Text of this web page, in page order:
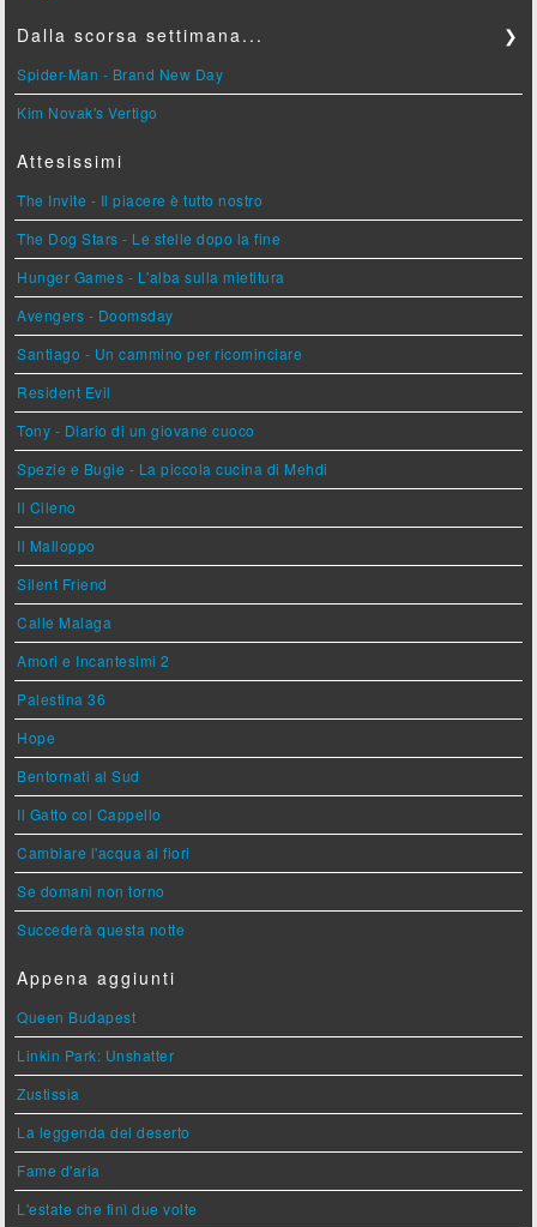
Dalla scorsa settimana... ❯
Spider-Man - Brand New Day
Kim Novak's Vertigo
Attesissimi
The Invite - Il piacere è tutto nostro
The Dog Stars - Le stelle dopo la fine
Hunger Games - L'alba sulla mietitura
Avengers - Doomsday
Santiago - Un cammino per ricominciare
Resident Evil
Tony - Diario di un giovane cuoco
Spezie e Bugie - La piccola cucina di Mehdi
Il Cileno
Il Malloppo
Silent Friend
Calle Malaga
Amori e Incantesimi 2
Palestina 36
Hope
Bentornati al Sud
Il Gatto col Cappello
Cambiare l'acqua ai fiori
Se domani non torno
Succederà questa notte
Appena aggiunti
Queen Budapest
Linkin Park: Unshatter
Zustissia
La leggenda del deserto
Fame d'aria
L'estate che finì due volte